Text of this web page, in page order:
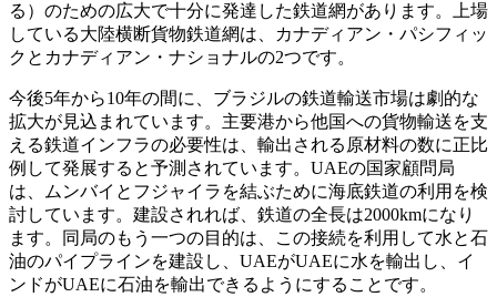
る）のための広大で十分に発達した鉄道網があります。上場
している大陸横断貨物鉄道網は、カナディアン・パシフィッ
クとカナディアン・ナショナルの2つです。
今後5年から10年の間に、ブラジルの鉄道輸送市場は劇的な
拡大が見込まれています。主要港から他国への貨物輸送を支
える鉄道インフラの必要性は、輸出される原材料の数に正比
例して発展すると予測されています。UAEの国家顧問局
は、ムンバイとフジャイラを結ぶために海底鉄道の利用を検
討しています。建設されれば、鉄道の全長は2000kmになり
ます。同局のもう一つの目的は、この接続を利用して水と石
油のパイプラインを建設し、UAEがUAEに水を輸出し、イ
ンドがUAEに石油を輸出できるようにすることです。